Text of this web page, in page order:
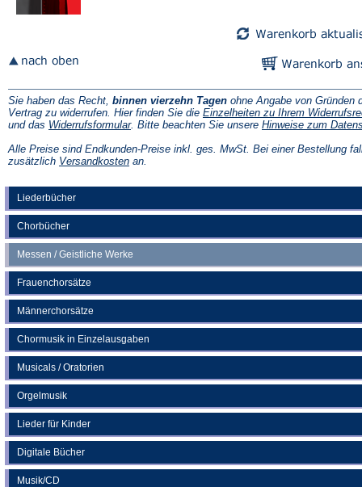
Liederbücher
Chorbücher
Messen / Geistliche Werke
Frauenchorsätze
Männerchorsätze
Chormusik in Einzelausgaben
Musicals / Oratorien
Orgelmusik
Lieder für Kinder
Digitale Bücher
Musik/CD
Sie haben das Recht, binnen vierzehn Tagen ohne Angabe von Gründen
Vertrag zu widerrufen. Hier finden Sie die Einzelheiten zu Ihrem
und das Widerrufsformular(Öffnet
einem
neuen
. Bitte beachten Sie unsere Hinweise zum
Alle Preise sind Endkunden-Preise inkl. ges. MwSt. Bei einer Bestellung
zusätzlich Versandkosten(Öffnet
an.